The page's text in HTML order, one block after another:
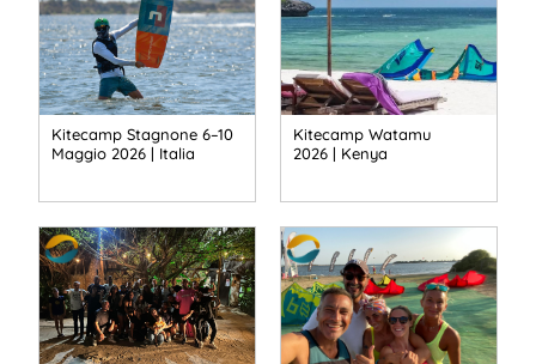
Kitecamp Stagnone 6–10
Maggio 2026 | Italia
Kitecamp Watamu
2026 | Kenya